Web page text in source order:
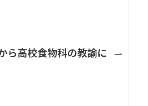
ら高校食物科の教諭に